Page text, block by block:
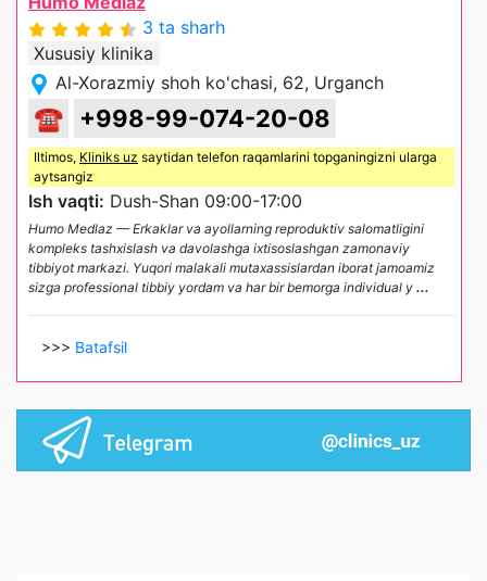
3 ta sharh
Xususiy klinika
Al-Xorazmiy shoh ko'chasi, 62, Urganch
☎ +998-99-074-20-08
Iltimos, Kliniks uz saytidan telefon raqamlarini topganingizni ularga
aytsangiz
Ish vaqti: Dush-Shan 09:00-17:00
Humo Medlaz — Erkaklar va ayollarning reproduktiv salomatligini
kompleks tashxislash va davolashga ixtisoslashgan zamonaviy
tibbiyot markazi. Yuqori malakali mutaxassislardan iborat jamoamiz
sizga professional tibbiy yordam va har bir bemorga individual y ...
>>> Batafsil